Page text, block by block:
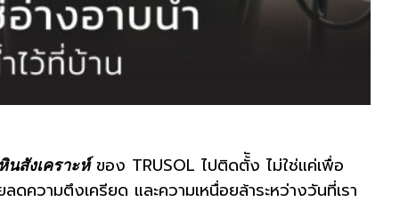
นสังเคราะห์ของ TRUSOL ไปติดตั้ัง ไม่ใช่แค่เพื่อ
ความตึงเครียด และความเหนื่อยล้าระหว่างวันที่เรา